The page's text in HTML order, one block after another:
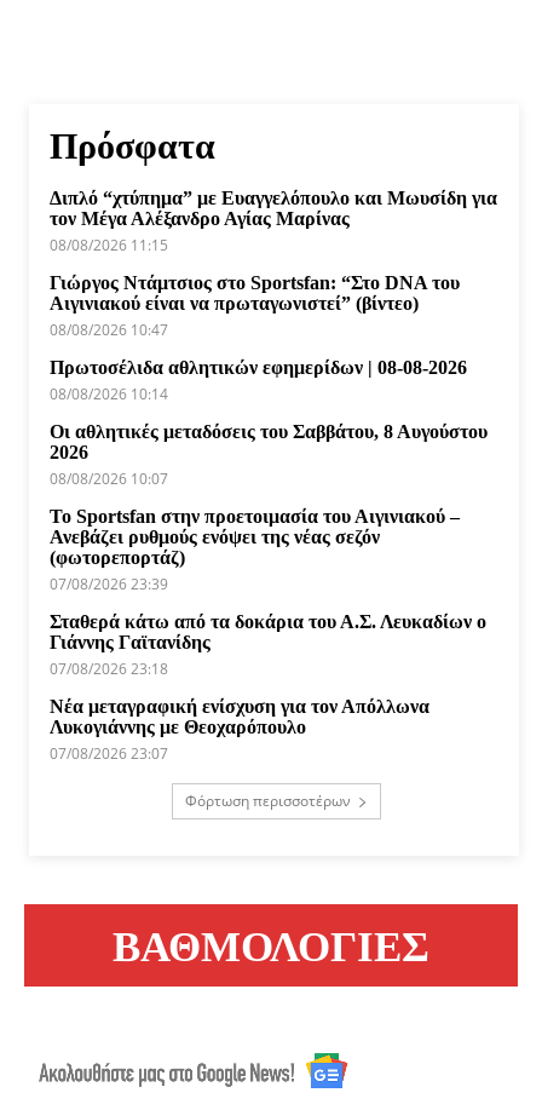
Πρόσφατα
Διπλό “χτύπημα” με Ευαγγελόπουλο και Μωυσίδη για
τον Μέγα Αλέξανδρο Αγίας Μαρίνας
08/08/2026 11:15
Γιώργος Ντάμτσιος στο Sportsfan: “Στο DNA του
Αιγινιακού είναι να πρωταγωνιστεί” (βίντεο)
08/08/2026 10:47
Πρωτοσέλιδα αθλητικών εφημερίδων | 08-08-2026
08/08/2026 10:14
Οι αθλητικές μεταδόσεις του Σαββάτου, 8 Αυγούστου
2026
08/08/2026 10:07
Το Sportsfan στην προετοιμασία του Αιγινιακού –
Ανεβάζει ρυθμούς ενόψει της νέας σεζόν
(φωτορεπορτάζ)
07/08/2026 23:39
Σταθερά κάτω από τα δοκάρια του Α.Σ. Λευκαδίων ο
Γιάννης Γαϊτανίδης
07/08/2026 23:18
Νέα μεταγραφική ενίσχυση για τον Απόλλωνα
Λυκογιάννης με Θεοχαρόπουλο
07/08/2026 23:07
Φόρτωση περισσοτέρων
ΒΑΘΜΟΛΟΓΙΕΣ